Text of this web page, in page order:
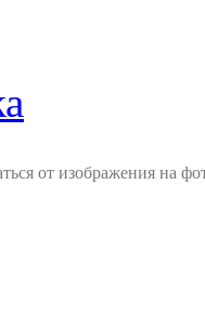
от изображения на